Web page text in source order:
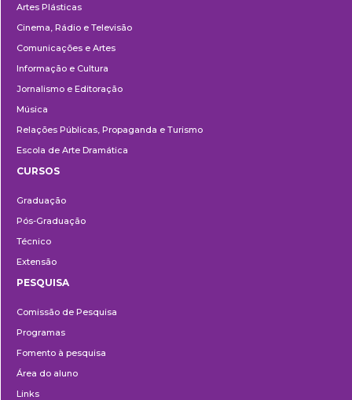
Artes Plásticas
Cinema, Rádio e Televisão
Comunicações e Artes
Informação e Cultura
Jornalismo e Editoração
Música
Relações Públicas, Propaganda e Turismo
Escola de Arte Dramática
CURSOS
Graduação
Pós-Graduação
Técnico
Extensão
PESQUISA
Comissão de Pesquisa
Programas
Fomento à pesquisa
Área do aluno
Links